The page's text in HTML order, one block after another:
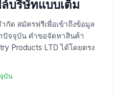
บริษัทแบบเต็ม
ด สมัครฟรีเพื่อเข้าถึงข้อมูล
ปัจจุบัน คำขอจัดหาสินค้า
Products LTD ได้โดยตรง
บัน